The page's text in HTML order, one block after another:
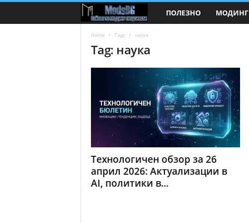
B
G
o
ПОЛЕЗНО МОДИНГ
Home Tags наука
Tag: наука
Технологичен обзор за 26
април 2026: Актуализации в
AI, политики в...